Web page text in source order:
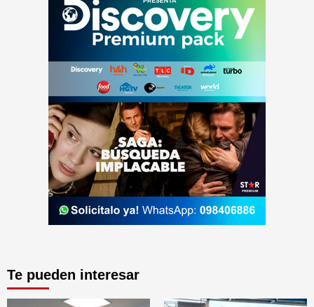
Te pueden interesar